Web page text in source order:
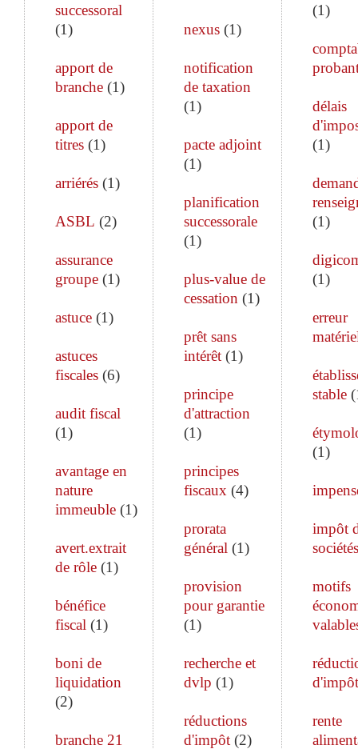
successoral
(1)
apport de
branche (1)
apport de
titres (1)
arriérés (1)
ASBL (2)
assurance
groupe (1)
astuce (1)
astuces
fiscales (6)
audit fiscal
(1)
avantage en
nature
immeuble (1)
avert.extrait
de rôle (1)
bénéfice
fiscal (1)
boni de
liquidation
(2)
branche 21
nexus(1)
notification
de taxation
(1)
pacte adjoint
(1)
planification
successorale
(1)
plus-value de
cessation (1)
prêt sans
intérêt(1)
principe
d'attraction
(1)
principes
fiscaux (4)
prorata
général (1)
provision
pour garantie
(1)
recherche et
dvlp (1)
réductions
d'impôt(2)
(1)
délais
(1)
(1)
(1)
erreur
stable(
(1)
impôt
sociétés
motifs
d'impôt
rente